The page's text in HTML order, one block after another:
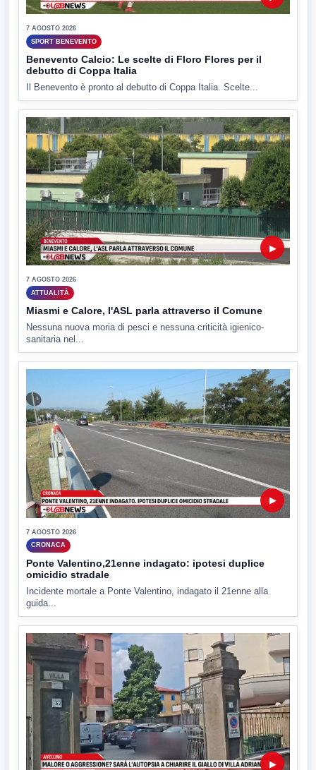
7 AGOSTO 2026
SPORT BENEVENTO
Benevento Calcio: Le scelte di Floro Flores per il
debutto di Coppa Italia
Il Benevento è pronto al debutto di Coppa Italia. Scelte...
▶
7 AGOSTO 2026
ATTUALITÀ
Miasmi e Calore, l'ASL parla attraverso il Comune
Nessuna nuova moria di pesci e nessuna criticità igienico-
sanitaria nel...
▶
7 AGOSTO 2026
CRONACA
Ponte Valentino,21enne indagato: ipotesi duplice
omicidio stradale
Incidente mortale a Ponte Valentino, indagato il 21enne alla
guida...
▶